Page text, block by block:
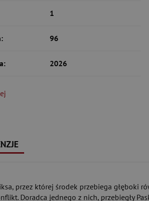
1
96
2026
przez której środek przebiega głęboki
Doradca jednego z nich, przebiegły